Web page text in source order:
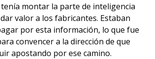
montar la parte de inteligencia
valor a los fabricantes. Estaban
por esta información, lo que fue
convencer a la dirección de que
apostando por ese camino.